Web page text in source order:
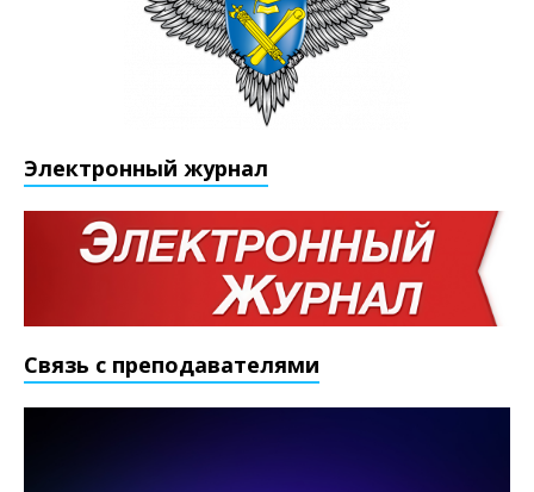
Электронный журнал
Связь с преподавателями